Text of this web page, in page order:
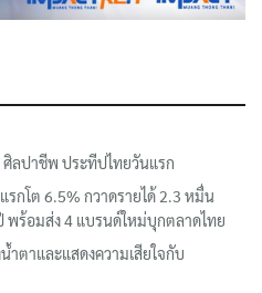
ศิลปาชีพ ประทีปไทยวันแรก
กโต 6.5% กวาดรายได้ 2.3 หมื่น
พร้อมส่ง 4 แบรนด์ใหม่บุกตลาดไทย
ำตาและแสดงความเสียใจกับ